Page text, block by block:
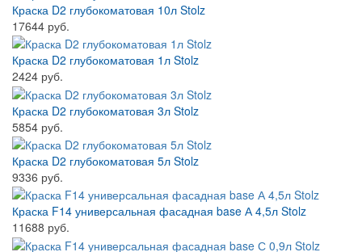
Краска D2 глубокоматовая 10л Stolz
17644 руб.
Краска D2 глубокоматовая 1л Stolz
2424 руб.
Краска D2 глубокоматовая 3л Stolz
5854 руб.
Краска D2 глубокоматовая 5л Stolz
9336 руб.
Краска F14 универсальная фасадная base А 4,5л Stolz
11688 руб.